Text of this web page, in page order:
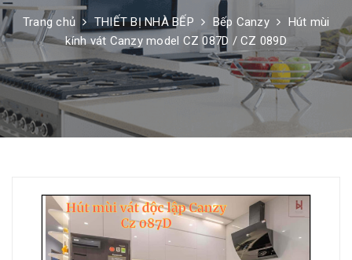
Trang chủ THIẾT BỊ NHÀ BẾP Bếp Canzy
Hút mùi
kính vát Canzy model CZ 087D / CZ 089D